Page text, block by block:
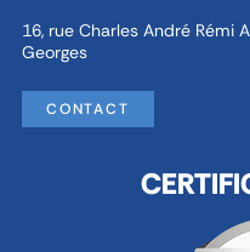
16, rue Charles André Rémi
Georges
CONTACT